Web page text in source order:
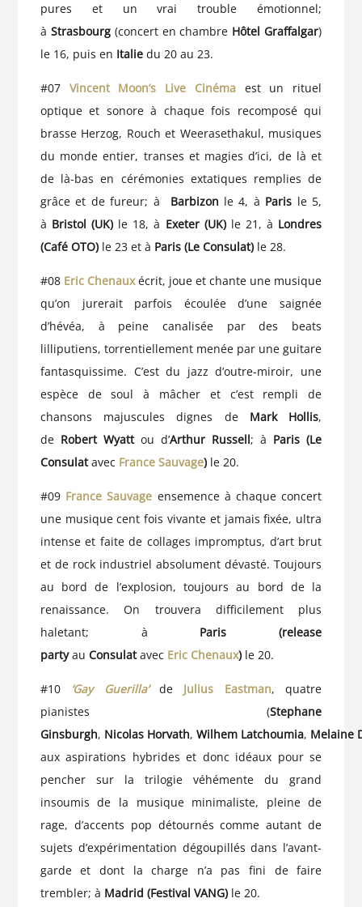
pures et un vrai trouble émotionnel;
à Strasbourg(concert en chambre Hôtel Graffalgar)
le 16, puis en Italiedu 20 au 23.
#07 Vincent Moon’s Live Cinémaest un rituel
optique et sonore à chaque fois recomposé qui
brasse Herzog, Rouch et Weerasethakul, musiques
du monde entier, transes et magies d’ici, de là et
de là-bas en cérémonies extatiques remplies de
grâce et de fureur; à Barbizon le 4, à Paris le 5,
à Bristol (UK) le 18, à Exeter (UK)le 21, à Londres
(Café OTO)le 23 et à Paris (Le Consulat)le 28.
#08 Eric Chenauxécrit, joue et chante une musique
qu’on jurerait parfois écoulée d’une saignée
d’hévéa, à peine canalisée par des beats
lilliputiens, torrentiellement menée par une guitare
fantasquissime. C’est du jazz d’outre-miroir, une
espèce de soul à mâcher et c’est rempli de
chansons majuscules dignes de Mark Hollis,
de Robert Wyattou d’Arthur Russell; à Paris (Le
Consulatavec France Sauvage)le 20.
#09 France Sauvage ensemence à chaque concert
une musique cent fois vivante et jamais fixée, ultra
intense et faite de collages impromptus, d’art brut
et de rock industriel absolument dévasté. Toujours
au bord de l’explosion, toujours au bord de la
renaissance. On trouvera difficilement plus
haletant; à Paris (release
partyau Consulatavec Eric Chenaux)le 20.
#10 ‘Gay Guerilla’de Julius Eastman, quatre
pianistes (Stephane
Ginsburgh, Nicolas Horvath, Wilhem Latchoumia, Melaine
aux aspirations hybrides et donc idéaux pour se
pencher sur la trilogie véhémente du grand
insoumis de la musique minimaliste, pleine de
rage, d’accents pop détournés comme autant de
sujets d’expérimentation dégoupillés dans l’avant-
garde et dont la charge n’a pas fini de faire
trembler; à Madrid (Festival VANG)le 20.